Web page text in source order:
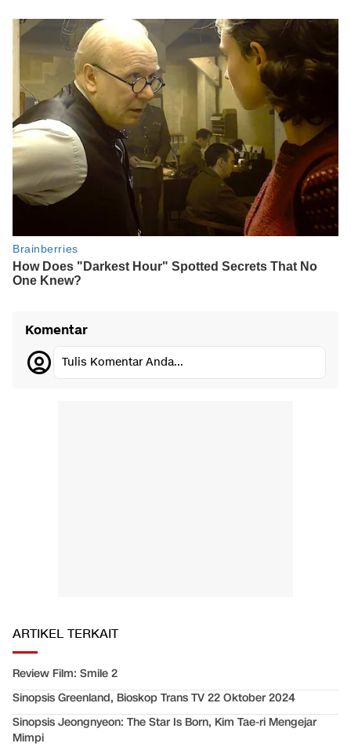
Komentar
Tulis Komentar Anda...
ARTIKEL TERKAIT
Review Film: Smile 2
Sinopsis Greenland, Bioskop Trans TV 22 Oktober 2024
Sinopsis Jeongnyeon: The Star Is Born, Kim Tae-ri Mengejar
Mimpi